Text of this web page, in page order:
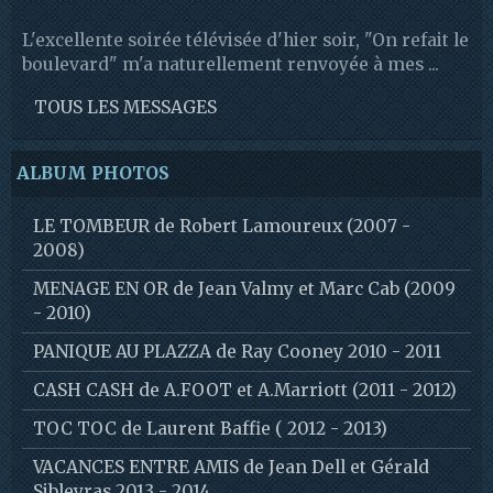
L'excellente soirée télévisée d'hier soir, "On refait le
boulevard" m'a naturellement renvoyée à mes ...
TOUS LES MESSAGES
ALBUM PHOTOS
LE TOMBEUR de Robert Lamoureux (2007 -
2008)
MENAGE EN OR de Jean Valmy et Marc Cab (2009
- 2010)
PANIQUE AU PLAZZA de Ray Cooney 2010 - 2011
CASH CASH de A.FOOT et A.Marriott (2011 - 2012)
TOC TOC de Laurent Baffie ( 2012 - 2013)
VACANCES ENTRE AMIS de Jean Dell et Gérald